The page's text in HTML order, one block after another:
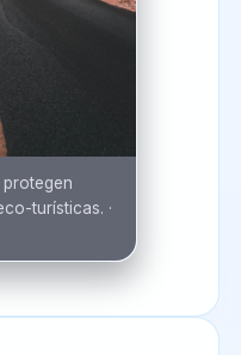
protegen
turísticas. ·